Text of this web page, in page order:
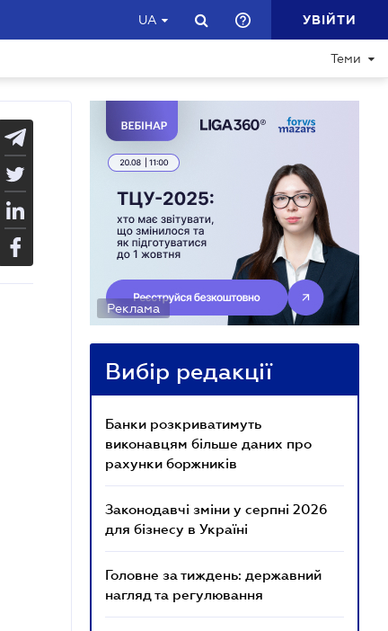
UA УВІЙТИ
Теми
Реклама
Вибір редакції
Банки розкриватимуть
виконавцям більше даних про
рахунки боржників
Законодавчі зміни у серпні 2026
для бізнесу в Україні
Головне за тиждень: державний
нагляд та регулювання